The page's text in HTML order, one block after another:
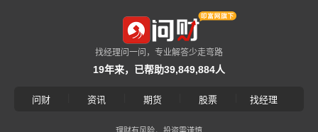
找经理问一问，专业解答少走弯路
19年来，已帮助39,849,884人
问财 资讯 期货 股票 找经理